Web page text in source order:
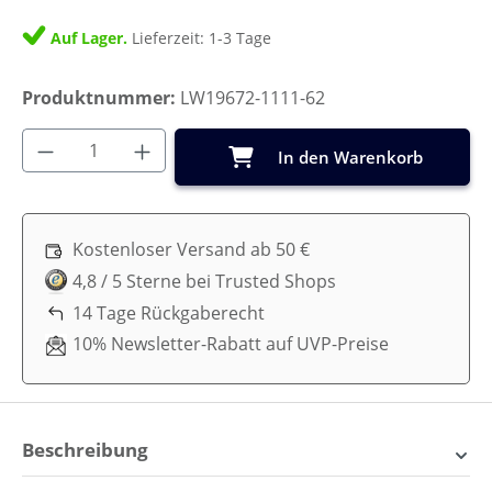
Auf Lager. Lieferzeit: 1-3 Tage
Produktnummer: LW19672-1111-62
Produkt Anzahl: Gib den gewünschten
In den Warenkorb
Kostenloser Versand ab 50 €
4,8 / 5 Sterne bei Trusted Shops
14 Tage Rückgaberecht
10% Newsletter-Rabatt auf UVP-Preise
Beschreibung